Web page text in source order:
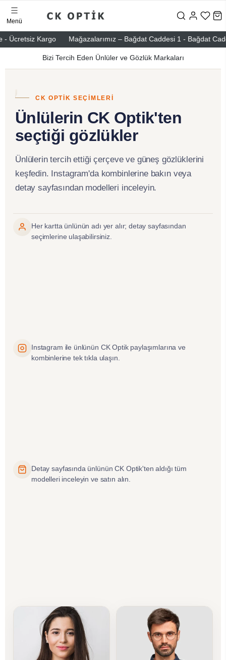
Ücretsiz Kargo Mağazalarımız – Bağdat Caddesi 1 - Bağdat
Menü
Bizi Tercih Eden Ünlüler ve Gözlük Markaları
CK OPTIK SEÇIMLERI
Ünlülerin CK Optik'ten
seçtiği gözlükler
Ünlülerin tercih ettiği çerçeve ve güneş gözlüklerini
keşfedin. Instagram'da kombinlerine bakın veya
detay sayfasından modelleri inceleyin.
Her kartta ünlünün adı yer alır; detay sayfasından
seçimlerine ulaşabilirsiniz.
Instagram ile ünlünün CK Optik paylaşımlarına ve
kombinlerine tek tıkla ulaşın.
Detay sayfasında ünlünün CK Optik'ten aldığı tüm
modelleri inceleyin ve satın alın.